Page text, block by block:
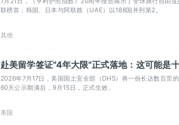
联榜首；韩国、日本与阿联酋（UAE）以188国并列第2。
其他
赴美留学签证"4年大限"正式落地：这可能是
2026年7月17日，美国国土安全部（DHS）将一份长达数百页
60天公示期满后，9月15日，正式生效。
美国